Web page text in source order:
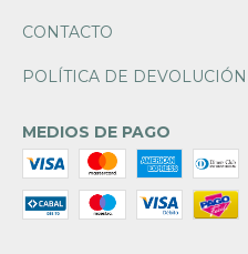
CONTACTO
POLÍTICA DE DEVOLUCIÓN
MEDIOS DE PAGO